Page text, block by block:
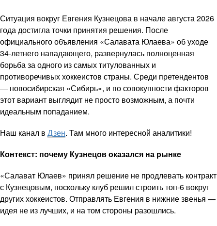
Ситуация вокруг Евгения Кузнецова в начале августа 2026
года достигла точки принятия решения. После
официального объявления «Салавата Юлаева» об уходе
34-летнего нападающего, развернулась полноценная
борьба за одного из самых титулованных и
противоречивых хоккеистов страны. Среди претендентов
— новосибирская «Сибирь», и по совокупности факторов
этот вариант выглядит не просто возможным, а почти
идеальным попаданием.
Наш канал в Дзен. Там много интересной аналитики!
Контекст: почему Кузнецов оказался на рынке
«Салават Юлаев» принял решение не продлевать контракт
с Кузнецовым, поскольку клуб решил строить топ-6 вокруг
других хоккеистов. Отправлять Евгения в нижние звенья —
идея не из лучших, и на том стороны разошлись.